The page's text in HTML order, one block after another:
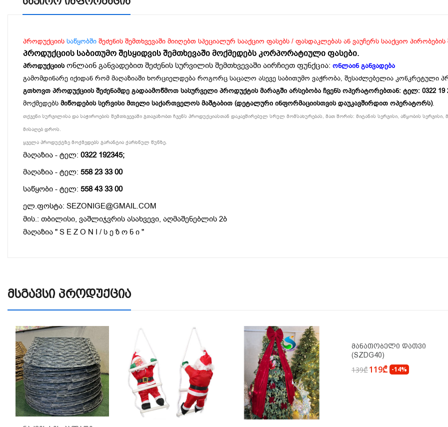
პროდუქციის საწყობში შეძენის შემთხვევაში მიიღებთ სპეციალურ სააქციო ფასებს / ფასდაკლებას ან ვაუჩერს სააქციო პირობების
პროდუქციის საბითუმო შესყიდვის შემთხევაში მოქმედებს კორპორატიული ფასები.
პროდუქციის ონლაინ განვადებით შეძენის სურვილის შემთხვევაში აირჩიეთ ფუნქცია: ონლაინ განვადება
გამომდინარე იქიდან რომ მაღაზიაში ხორციელდება როგორც საცალო ასევე საბითუმო ვაჭრობა, შესაძლებელია კონკრეტული
გთხოვთ პროდუქციის შეძენამდე გადაამოწმოთ სასურველი პროდუქტის მარაგში არსებობა ჩვენს ოპერატორებთან: ტელ: 0322 19
მოქმედებს მიწოდების სერვისი მთელი საქართველოს მაშტაბით (დეტალური ინფორმაციისთვის დაუკავშირდით ოპერატორს).
თქვენი სურვილისა და საჭიროების შემთხვევაში გთავაზობთ ჩვენს პროდუქციასთან დაკავშირებულ სრულ მომსახურებას, მათ შორის: მიტანის სერვისი, აწყობის სერვისი,
მისაღებ დროს.
ყველა პროდუქტზე მოქმედებს გარანტია ქარხნულ წუნზე.
მაღაზია - ტელ: 0322 192345;
მაღაზია - ტელ: 558 23 33 00
საწყობი - ტელ: 558 43 33 00
ელ.ფოსტა: SEZONIGE@GMAIL.COM
მის.: თბილისი, ვაშლიჯვრის ასახვევი, აღმაშენებლის 2ბ
მაღაზია " S E Z O N I / ს ე ზ ო ნ ი "
Მსგავსი Პროდუქცია
Მანათობელი Დათვი
(SZDG40)
139₾119₾ -14%